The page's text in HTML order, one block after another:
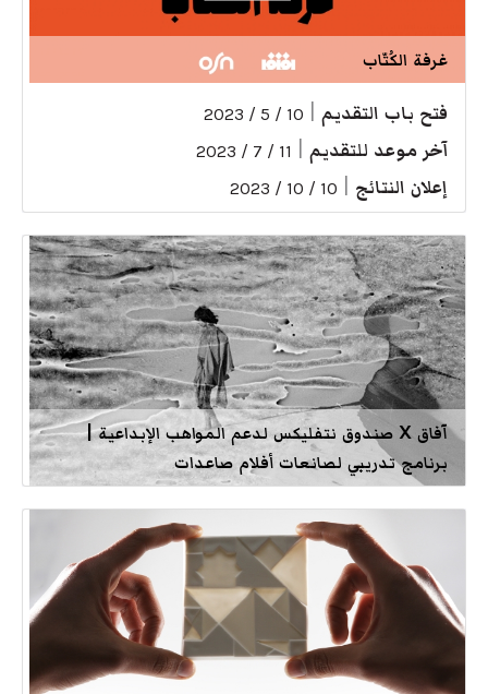
غرفة الكُتّاب
فتح باب التقديم 10 / 5 / 2023
آخر موعد للتقديم 11 / 7 / 2023
إعلان النتائج 10 / 10 / 2023
آفاق X صندوق نتفليكس لدعم المواهب الإبداعية |
برنامج تدريبي لصانعات أفلام صاعدات